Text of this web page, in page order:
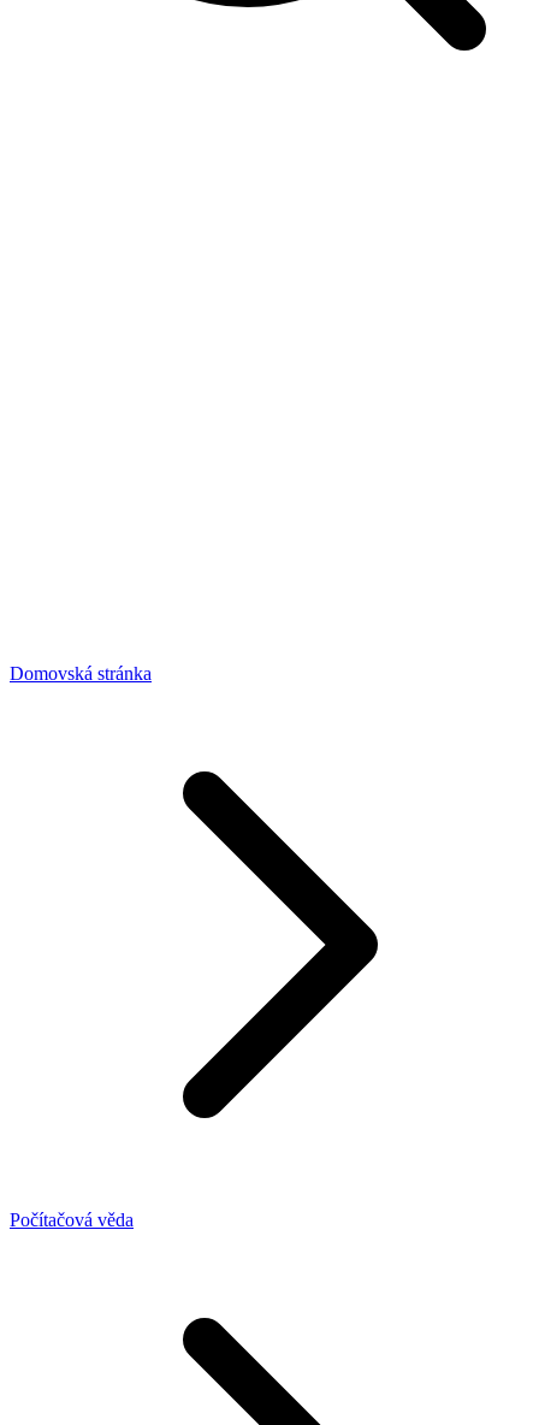
Domovská stránka
Počítačová věda